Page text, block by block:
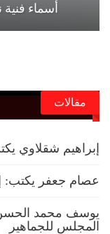
أسماء
مقالات
إبراهيم شقلاوي
عصام جعفر يكتب:
يوسف محمد الحسن
المجلس للجماهير